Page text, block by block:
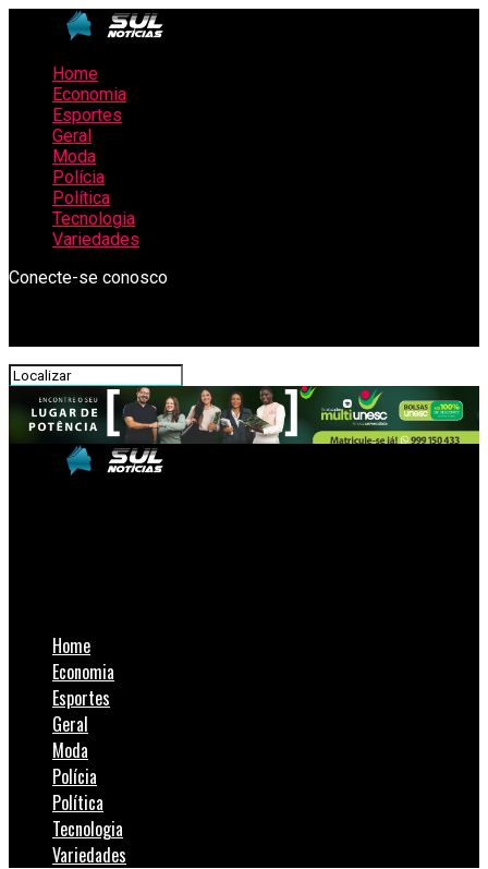
Home
Economia
Esportes
Geral
Moda
Polícia
Política
Tecnologia
Variedades
Conecte-se conosco
Home
Economia
Esportes
Geral
Moda
Polícia
Política
Tecnologia
Variedades